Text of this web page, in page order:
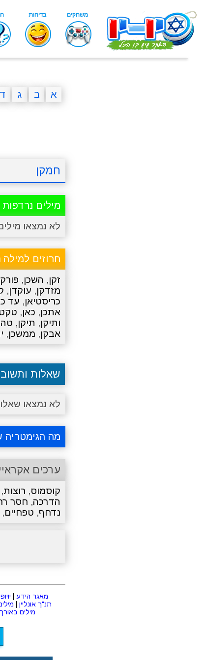
א ב ג ד
חמקן
מילים נרדפות
לא נמצאו
חרוזים למילה
זקן, השכן,
מזדקן, עוקדן,
כריסטיאן, עד
אתכן, כאן,
ותיקן, תיקן,
אבקן, ממשכן,
שאלות
לא נמצאו
מה הגימטריה
ערכים
קוסמוס, רוצות,
הדרכה, חסר
נדחף, טפחיים,
מאגר הידע
תנ"ך אונליין
מילים
מילים באורך 7 אותיות